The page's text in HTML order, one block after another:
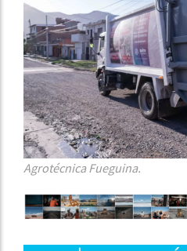
Agrotécnica Fueguina.